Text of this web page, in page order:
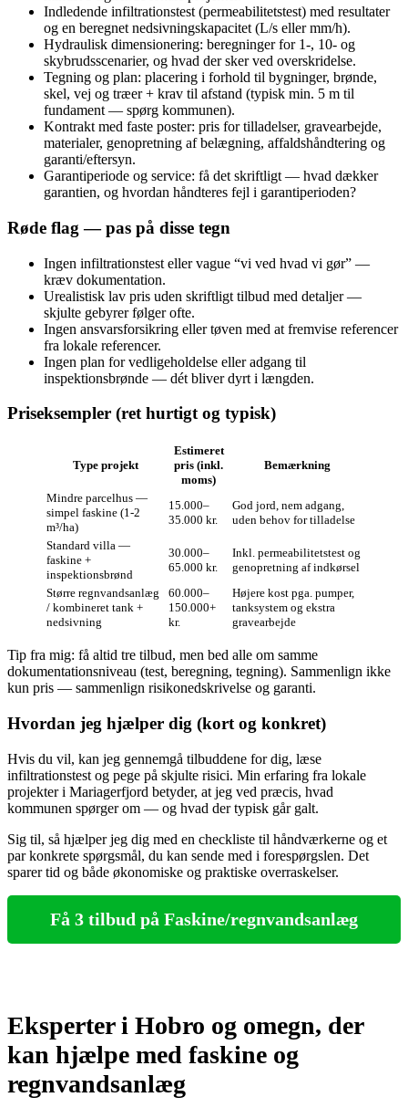
Indledende infiltrationstest (permeabilitetstest) med resultater
og en beregnet nedsivningskapacitet (L/s eller mm/h).
Hydraulisk dimensionering: beregninger for 1-, 10- og
skybrudsscenarier, og hvad der sker ved overskridelse.
Tegning og plan: placering i forhold til bygninger, brønde,
skel, vej og træer + krav til afstand (typisk min. 5 m til
fundament — spørg kommunen).
Kontrakt med faste poster: pris for tilladelser, gravearbejde,
materialer, genopretning af belægning, affaldshåndtering og
garanti/eftersyn.
Garantiperiode og service: få det skriftligt — hvad dækker
garantien, og hvordan håndteres fejl i garantiperioden?
Røde flag — pas på disse tegn
Ingen infiltrationstest eller vague “vi ved hvad vi gør” —
kræv dokumentation.
Urealistisk lav pris uden skriftligt tilbud med detaljer —
skjulte gebyrer følger ofte.
Ingen ansvarsforsikring eller tøven med at fremvise referencer
fra lokale referencer.
Ingen plan for vedligeholdelse eller adgang til
inspektionsbrønde — dét bliver dyrt i længden.
Priseksempler (ret hurtigt og typisk)
Type projekt
Estimeret
pris (inkl.
moms)
Bemærkning
Mindre parcelhus —
simpel faskine (1-2
m³/ha)
15.000–
35.000 kr.
God jord, nem adgang,
uden behov for tilladelse
Standard villa —
faskine +
inspektionsbrønd
30.000–
65.000 kr.
Inkl. permeabilitetstest og
genopretning af indkørsel
Større regnvandsanlæg
/ kombineret tank +
nedsivning
60.000–
150.000+
kr.
Højere kost pga. pumper,
tanksystem og ekstra
gravearbejde
Tip fra mig: få altid tre tilbud, men bed alle om samme
dokumentationsniveau (test, beregning, tegning). Sammenlign ikke
kun pris — sammenlign risikonedskrivelse og garanti.
Hvordan jeg hjælper dig (kort og konkret)
Hvis du vil, kan jeg gennemgå tilbuddene for dig, læse
infiltrationstest og pege på skjulte risici. Min erfaring fra lokale
projekter i Mariagerfjord betyder, at jeg ved præcis, hvad
kommunen spørger om — og hvad der typisk går galt.
Sig til, så hjælper jeg dig med en checkliste til håndværkerne og et
par konkrete spørgsmål, du kan sende med i forespørgslen. Det
sparer tid og både økonomiske og praktiske overraskelser.
Få 3 tilbud på Faskine/regnvandsanlæg
Eksperter i Hobro og omegn, der
kan hjælpe med faskine og
regnvandsanlæg